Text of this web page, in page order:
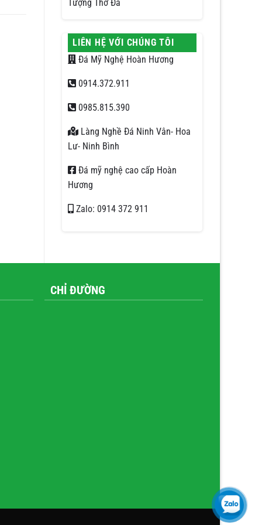
Tượng Thờ Đá
LIÊN HỆ VỚI CHÚNG TÔI
Đá Mỹ Nghệ Hoàn Hương
0914.372.911
0985.815.390
Làng Nghề Đá Ninh Vân- Hoa
Lư- Ninh Bình
Đá mỹ nghệ cao cấp Hoàn
Hương
Zalo: 0914 372 911
CHỈ ĐƯỜNG